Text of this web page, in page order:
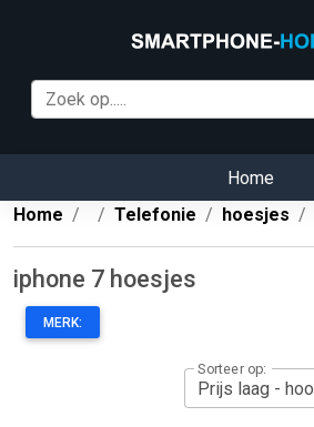
Home
Home
Telefonie hoesjes
iphone 7 hoesjes
MERK:
Sorteer op: